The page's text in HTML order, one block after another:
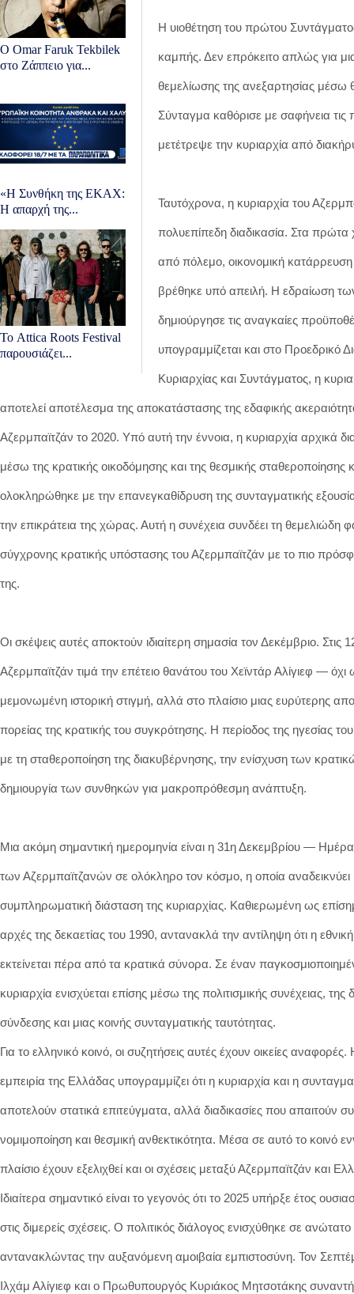
Ο Omar Faruk Tekbilek
στο Ζάππειο για...
«Η Συνθήκη της ΕΚΑΧ:
Η απαρχή της...
Το Attica Roots Festival
παρουσιάζει...
Η υιοθέτηση του πρώτου
καμπής. Δεν επρόκειτο απλώς για
θεμελίωσης της ανεξαρτησίας μέσω
Σύνταγμα καθόρισε με σαφήνεια τις
μετέτρεψε την κυριαρχία από
Ταυτόχρονα, η κυριαρχία του
πολυεπίπεδη διαδικασία. Στα
από πόλεμο, οικονομική κατάρρευση
βρέθηκε υπό απειλή. Η εδραίωση
δημιούργησε τις αναγκαίες
υπογραμμίζεται και στο Προεδρικό
Κυριαρχίας και Συντάγματος, η
αποτελεί αποτέλεσμα της αποκατάστασης της εδαφικής
Αζερμπαϊτζάν το 2020. Υπό αυτή την έννοια, η κυριαρχία αρχικά
μέσω της κρατικής οικοδόμησης και της θεσμικής σταθεροποίησης
ολοκληρώθηκε με την επανεγκαθίδρυση της συνταγματικής
την επικράτεια της χώρας. Αυτή η συνέχεια συνδέει τη θεμελιώδη
σύγχρονης κρατικής υπόστασης του Αζερμπαϊτζάν με το πιο
της.
Οι σκέψεις αυτές αποκτούν ιδιαίτερη σημασία τον Δεκέμβριο. Στις
Αζερμπαϊτζάν τιμά την επέτειο θανάτου του Χεϊντάρ Αλίγιεφ — όχι
μεμονωμένη ιστορική στιγμή, αλλά στο πλαίσιο μιας ευρύτερης
πορείας της κρατικής του συγκρότησης. Η περίοδος της ηγεσίας
με τη σταθεροποίηση της διακυβέρνησης, την ενίσχυση των
δημιουργία των συνθηκών για μακροπρόθεσμη ανάπτυξη.
Μια ακόμη σημαντική ημερομηνία είναι η 31η Δεκεμβρίου —
των Αζερμπαϊτζανών σε ολόκληρο τον κόσμο, η οποία αναδεικνύει
συμπληρωματική διάσταση της κυριαρχίας. Καθιερωμένη ως
αρχές της δεκαετίας του 1990, αντανακλά την αντίληψη ότι η
εκτείνεται πέρα από τα κρατικά σύνορα. Σε έναν
κυριαρχία ενισχύεται επίσης μέσω της πολιτισμικής συνέχειας, της
σύνδεσης και μιας κοινής συνταγματικής ταυτότητας.
Για το ελληνικό κοινό, οι συζητήσεις αυτές έχουν οικείες αναφορές.
εμπειρία της Ελλάδας υπογραμμίζει ότι η κυριαρχία και η
αποτελούν στατικά επιτεύγματα, αλλά διαδικασίες που απαιτούν
νομιμοποίηση και θεσμική ανθεκτικότητα. Μέσα σε αυτό το κοινό
πλαίσιο έχουν εξελιχθεί και οι σχέσεις μεταξύ Αζερμπαϊτζάν και
Ιδιαίτερα σημαντικό είναι το γεγονός ότι το 2025 υπήρξε έτος
στις διμερείς σχέσεις. Ο πολιτικός διάλογος ενισχύθηκε σε
αντανακλώντας την αυξανόμενη αμοιβαία εμπιστοσύνη. Τον
Ιλχάμ Αλίγιεφ και ο Πρωθυπουργός Κυριάκος Μητσοτάκης